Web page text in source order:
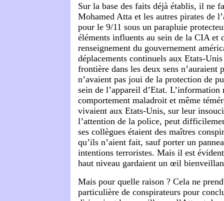
Sur la base des faits déjà établis, il ne
Mohamed Atta et les autres pirates de
pour le 9/11 sous un parapluie
éléments influents au sein de la CIA et
renseignement du gouvernement
déplacements continuels aux Etats-
frontière dans les deux sens n’auraient
n’avaient pas joui de la protection de
sein de l’appareil d’Etat.
comportement maladroit et même
vivaient aux Etats-Unis, sur leur
l’attention de la police, peut
ses collègues étaient des maîtres
qu’ils n’aient fait, sauf porter un
intentions terroristes. Mais il est
haut niveau gardaient un œil
Mais pour quelle raison ? Cela ne
particulière de conspirateurs pour